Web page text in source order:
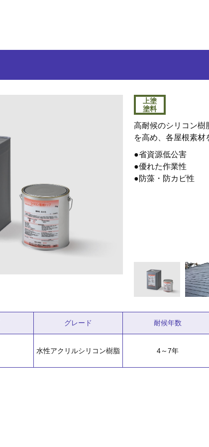
上塗
塗料
高耐候のシリコン樹
を高め、各屋根素材
●省資源低公害
●優れた作業性
●防藻・防カビ性
グレード
水性アクリルシリコン樹脂
耐候年数
4～7年